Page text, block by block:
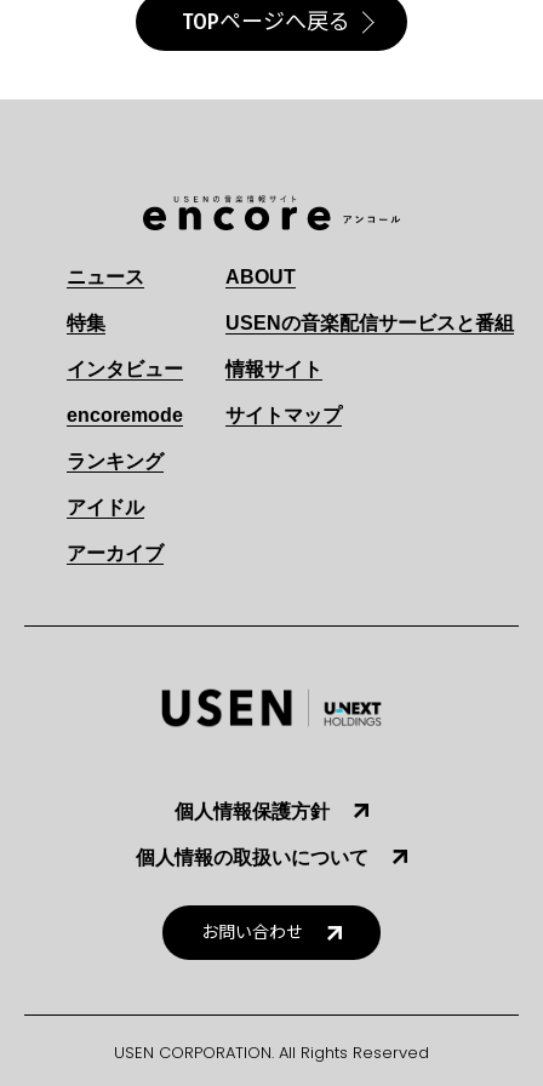
TOPページへ戻る
ニュース
特集
インタビュー
encoremode
ランキング
アイドル
アーカイブ
ABOUT
USENの音楽配信サービスと番組
情報サイト
サイトマップ
個人情報保護方針
個人情報の取扱いについて
お問い合わせ
USEN CORPORATION. All Rights Reserved